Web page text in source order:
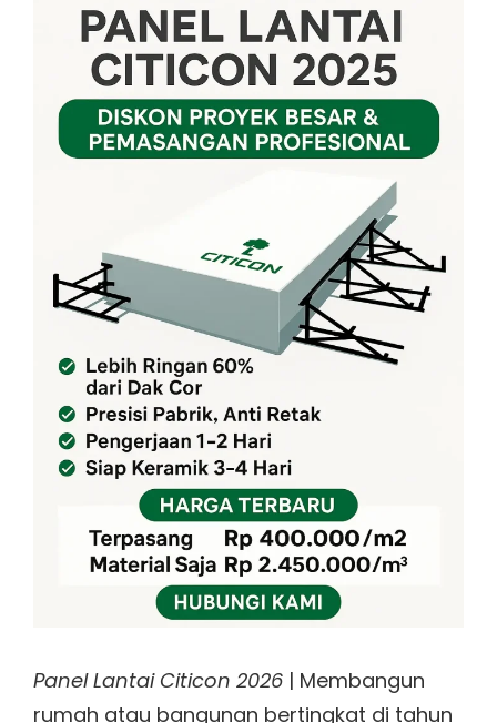
Panel Lantai Citicon 2026 | Membangun
rumah atau bangunan bertingkat di tahun